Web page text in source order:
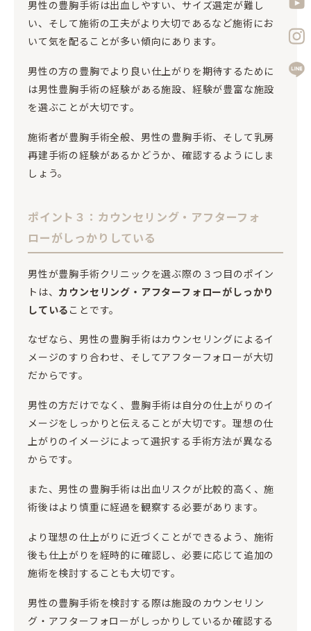
男性の豊胸手術は出血しやすい、サイズ選定が難し
い、そして施術の工夫がより大切であるなど施術にお
いて気を配ることが多い傾向にあります。
男性の方の豊胸でより良い仕上がりを期待するために
は男性豊胸手術の経験がある施設、経験が豊富な施設
を選ぶことが大切です。
施術者が豊胸手術全般、男性の豊胸手術、そして乳房
再建手術の経験があるかどうか、確認するようにしま
しょう。
ポイント３：カウンセリング・アフターフォ
ローがしっかりしている
男性が豊胸手術クリニックを選ぶ際の３つ目のポイン
トは、 カウンセリング・アフターフォローがしっかり
している ことです。
なぜなら、男性の豊胸手術はカウンセリングによるイ
メージのすり合わせ、そしてアフターフォローが大切
だからです。
男性の方だけでなく、豊胸手術は自分の仕上がりのイ
メージをしっかりと伝えることが大切です。理想の仕
上がりのイメージによって選択する手術方法が異なる
からです。
また、男性の豊胸手術は出血リスクが比較的高く、施
術後はより慎重に経過を観察する必要があります。
より理想の仕上がりに近づくことができるよう、施術
後も仕上がりを経時的に確認し、必要に応じて追加の
施術を検討することも大切です。
男性の豊胸手術を検討する際は施設のカウンセリン
グ・アフターフォローがしっかりしているか確認する